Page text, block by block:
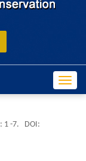
: 1 -7.
DOI: